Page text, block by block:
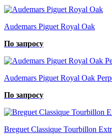
Audemars Piguet Royal Oak
По запросу
Audemars Piguet Royal Oak
По запросу
Breguet Classique Tourbillon